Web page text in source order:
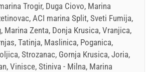
Trogir, Duga Ciovo, Marina
ACI marina Split, Sveti Fumija,
Marina Zenta, Donja Krusica, Vranjica,
Tatinja, Maslinica, Poganica,
Strozanac, Gornja Krusica, Joria,
Vinisce, Stiniva - Milna, Marina